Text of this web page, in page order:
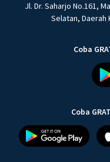
Jl. Dr. Saharjo No.161,
Selatan, Daerah
Coba
Coba